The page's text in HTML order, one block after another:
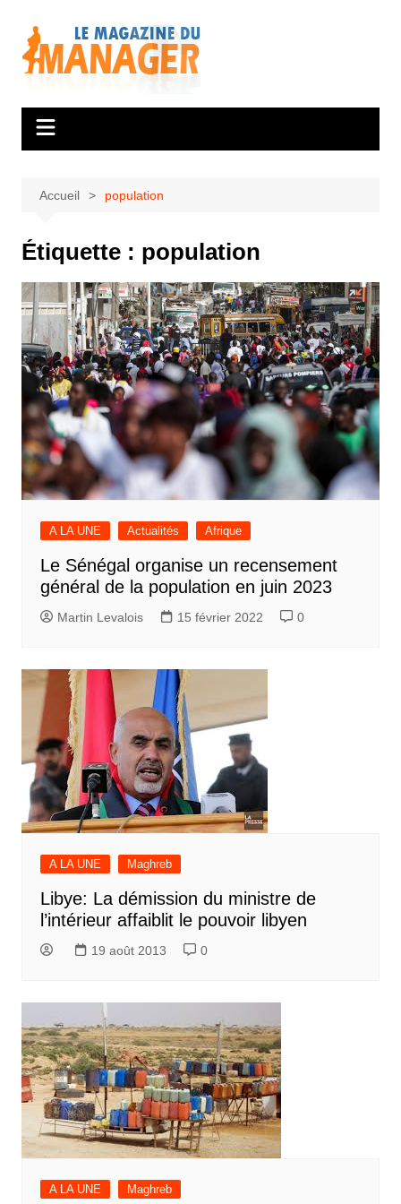
contenu
Accueil population
Étiquette : population
A LA UNE Actualités Afrique
Le Sénégal organise un recensement
général de la population en juin 2023
Martin Levalois 15 février 2022 0
A LA UNE Maghreb
Libye: La démission du ministre de
l’intérieur affaiblit le pouvoir libyen
19 août 2013 0
A LA UNE Maghreb